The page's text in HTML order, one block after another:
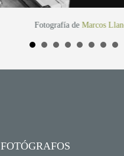
Fotografía de Marcos
FOTÓGRAFOS